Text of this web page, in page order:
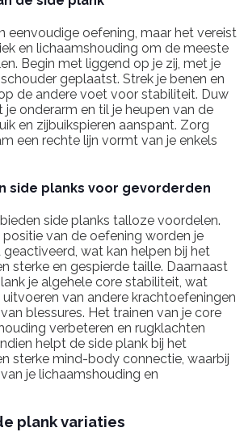
eenvoudige oefening, maar het vereist
en lichaamshouding om de meeste
Begin met liggend op je zij, met je
geplaatst. Strek je benen en
de andere voet voor stabiliteit. Duw
onderarm en til je heupen van de
en zijbuikspieren aanspant. Zorg
een rechte lijn vormt van je enkels
side planks voor gevorderden
side planks talloze voordelen.
van de oefening worden je
geactiveerd, wat kan helpen bij het
sterke en gespierde taille. Daarnaast
je algehele core stabiliteit, wat
van andere krachtoefeningen
blessures. Het trainen van je core
verbeteren en rugklachten
helpt de side plank bij het
sterke mind-body connectie, waarbij
je lichaamshouding en
plank variaties